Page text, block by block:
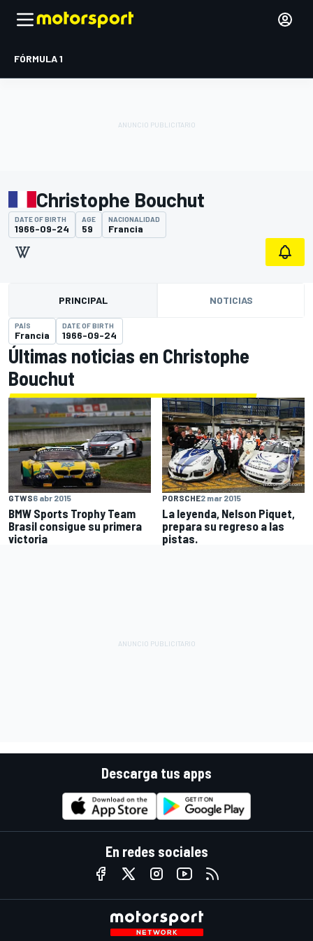
FÓRMULA 1
Christophe Bouchut
DATE OF BIRTH
1966-09-24
AGE
59
NACIONALIDAD
Francia
PRINCIPAL NOTICIAS
PAÍS
Francia
DATE OF BIRTH
1966-09-24
Últimas noticias en Christophe
Bouchut
GTWS6 abr 2015
BMW Sports Trophy Team
Brasil consigue su primera
victoria
PORSCHE2 mar 2015
La leyenda, Nelson Piquet,
prepara su regreso a las
pistas.
Descarga tus apps
En redes sociales